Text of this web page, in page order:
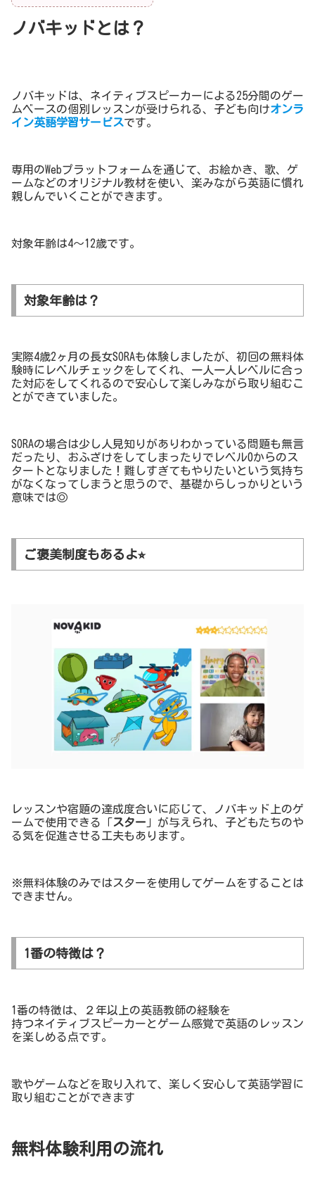
ノバキッドとは？
ノバキッドは、ネイティブスピーカーによる25分間のゲー
ムベースの個別レッスンが受けられる、子ども向けオンラ
イン英語学習サービスです。
専用のWebプラットフォームを通じて、お絵かき、歌、ゲ
ームなどのオリジナル教材を使い、楽みながら英語に慣れ
親しんでいくことができます。
対象年齢は4〜12歳です。
対象年齢は？
実際4歳2ヶ月の長女SORAも体験しましたが、初回の無料体
験時にレベルチェックをしてくれ、一人一人レベルに合っ
た対応をしてくれるので安心して楽しみながら取り組むこ
とができていました。
SORAの場合は少し人見知りがありわかっている問題も無言
だったり、おふざけをしてしまったりでレベル0からのス
タートとなりました！難しすぎてもやりたいという気持ち
がなくなってしまうと思うので、基礎からしっかりという
意味では◎
ご褒美制度もあるよ⭐︎
レッスンや宿題の達成度合いに応じて、ノバキッド上のゲ
ームで使用できる「スター 」が与えられ、子どもたちのや
る気を促進させる工夫もあります。
※無料体験のみではスターを使用してゲームをすることは
できません。
1番の特徴は？
1番の特徴は、２年以上の英語教師の経験を
持つネイティブスピーカーとゲーム感覚で英語のレッスン
を楽しめる点です。
歌やゲームなどを取り入れて、楽しく安心して英語学習に
取り組むことができます
無料体験利用の流れ